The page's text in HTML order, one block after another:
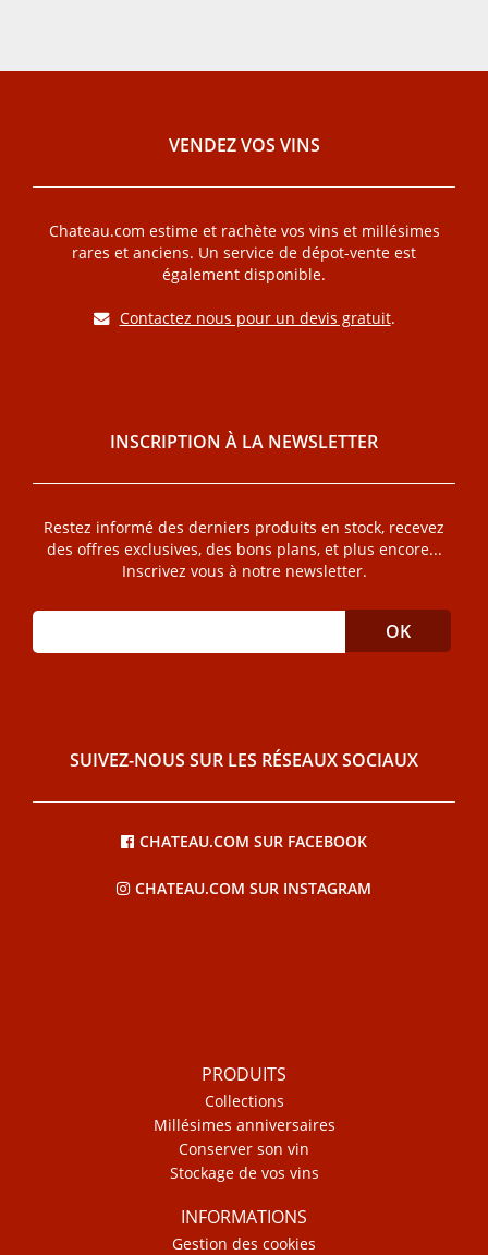
VENDEZ VOS VINS
Chateau.com estime et rachète vos vins et millésimes
rares et anciens. Un service de dépot-vente est
également disponible.
Contactez nous pour un devis gratuit.
INSCRIPTION À LA NEWSLETTER
Restez informé des derniers produits en stock, recevez
des offres exclusives, des bons plans, et plus encore...
Inscrivez vous à notre newsletter.
SUIVEZ-NOUS SUR LES RÉSEAUX SOCIAUX
CHATEAU.COM SUR FACEBOOK
CHATEAU.COM SUR INSTAGRAM
PRODUITS
Collections
Millésimes anniversaires
Conserver son vin
Stockage de vos vins
INFORMATIONS
Gestion des cookies